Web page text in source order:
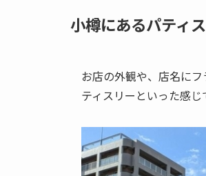
小樽にあるパティ
お店の外観や、店名に
ティスリーといった感じ